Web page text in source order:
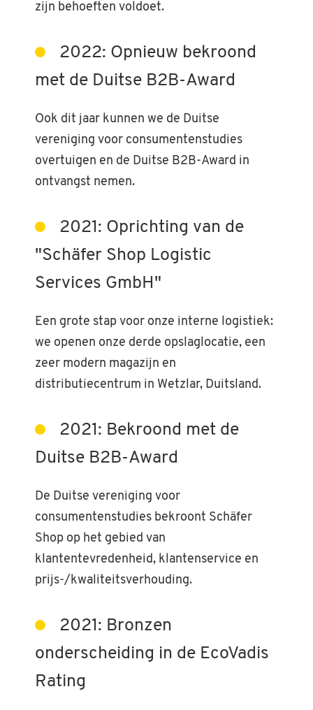
zijn behoeften voldoet.
2022: Opnieuw bekroond
met de Duitse B2B-Award
Ook dit jaar kunnen we de Duitse
vereniging voor consumentenstudies
overtuigen en de Duitse B2B-Award in
ontvangst nemen.
2021: Oprichting van de
"Schäfer Shop Logistic
Services GmbH"
Een grote stap voor onze interne logistiek:
we openen onze derde opslaglocatie, een
zeer modern magazijn en
distributiecentrum in Wetzlar, Duitsland.
2021: Bekroond met de
Duitse B2B-Award
De Duitse vereniging voor
consumentenstudies bekroont Schäfer
Shop op het gebied van
klantentevredenheid, klantenservice en
prijs-/kwaliteitsverhouding.
2021: Bronzen
onderscheiding in de EcoVadis
Rating